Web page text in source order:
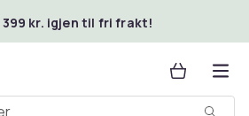
399 kr. igjen til fri frakt!